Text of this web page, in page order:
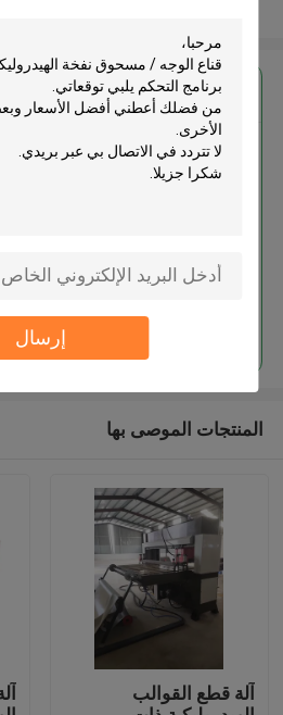
إرسال
احصل على افضل
قناع الوجه /
استمر
المنتجات الموصى بها
آلة قطع القوالب